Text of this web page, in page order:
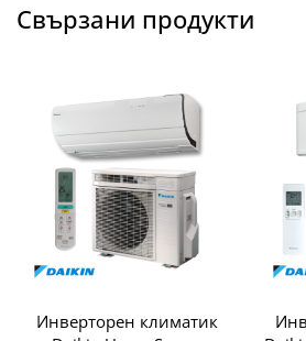
Свързани продукти
Инверторен климатик